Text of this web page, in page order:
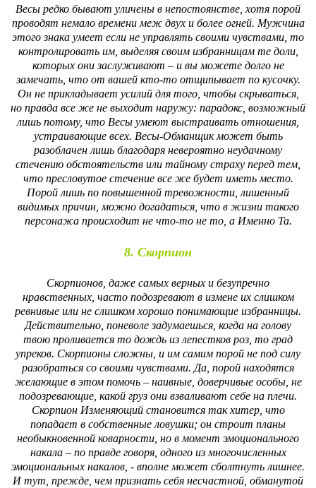
Весы редко бывают уличены в непостоянстве, хотя порой
проводят немало времени меж двух и более огней. Мужчина
этого знака умеет если не управлять своими чувствами, то
контролировать им, выделяя своим избранницам те доли,
которых они заслуживают – и вы можете долго не
замечать, что от вашей кто-то отщипывает по кусочку.
Он не прикладывает усилий для того, чтобы скрываться,
но правда все же не выходит наружу: парадокс, возможный
лишь потому, что Весы умеют выстраивать отношения,
устраивающие всех. Весы-Обманщик может быть
разоблачен лишь благодаря невероятно неудачному
стечению обстоятельств или тайному страху перед тем,
что пресловутое стечение все же будет иметь место.
Порой лишь по повышенной тревожности, лишенный
видимых причин, можно догадаться, что в жизни такого
персонажа происходит не что-то не то, а Именно Та.
8. Скорпион
Скорпионов, даже самых верных и безупречно
нравственных, часто подозревают в измене их слишком
ревнивые или не слишком хорошо понимающие избранницы.
Действительно, поневоле задумаешься, когда на голову
твою проливается то дождь из лепестков роз, то град
упреков. Скорпионы сложны, и им самим порой не под силу
разобраться со своими чувствами. Да, порой находятся
желающие в этом помочь – наивные, доверчивые особы, не
подозревающие, какой груз они взваливают себе на плечи.
Скорпион Изменяющий становится так хитер, что
попадает в собственные ловушки; он строит планы
необыкновенной коварности, но в момент эмоционального
накала – по правде говоря, одного из многочисленных
эмоциональных накалов, - вполне может сболтнуть лишнее.
И тут, прежде, чем признать себя несчастной, обманутой